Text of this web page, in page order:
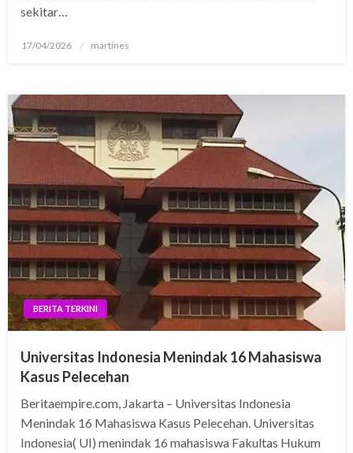
sekitar…
Posted
17/04/2026 martines
BERITA TERKINI
Universitas Indonesia Menindak 16 Mahasiswa
Kasus Pelecehan
Beritaempire.com, Jakarta – Universitas Indonesia
Menindak 16 Mahasiswa Kasus Pelecehan. Universitas
Indonesia( UI) menindak 16 mahasiswa Fakultas Hukum